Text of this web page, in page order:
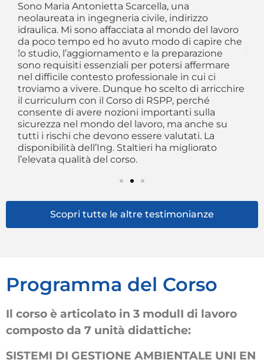
Sono Maria Antonietta Scarcella, una
neolaureata in ingegneria civile, indirizzo
idraulica. Mi sono affacciata al mondo del lavoro
da poco tempo ed ho avuto modo di capire che
lo studio, l’aggiornamento e la preparazione
sono requisiti essenziali per potersi affermare
nel difficile contesto professionale in cui ci
troviamo a vivere. Dunque ho scelto di arricchire
il curriculum con il Corso di RSPP, perché
consente di avere nozioni importanti sulla
sicurezza nel mondo del lavoro, ma anche su
tutti i rischi che devono essere valutati. La
disponibilità dell’Ing. Staltieri ha migliorato
l’elevata qualità del corso.
Scopri tutte le altre testimonianze
Programma del Corso
Il corso è articolato in 3 modulI di lavoro
composto da 7 unità didattiche:
SISTEMI DI GESTIONE AMBIENTALE UNI EN